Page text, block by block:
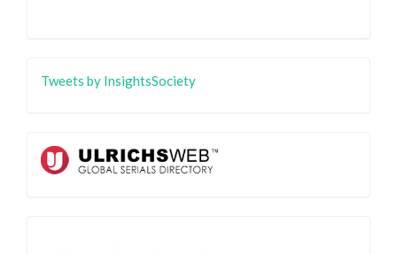
Tweets by InsightsSociety